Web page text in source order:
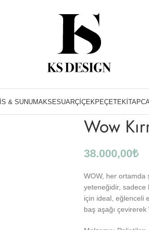
& SUNUMAKSESUARÇIÇEKPEÇETEKITAP
Ana Sayfa Aksesuar
Wow
38.000,00₺
WOW, her ortamda
yeteneğidir, sadece
için ideal, eğlenceli
baş aşağı çevirerek